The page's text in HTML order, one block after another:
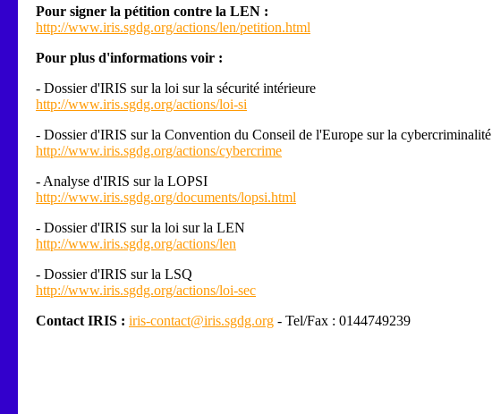
Pour signer la pétition contre la LEN :
http://www.iris.sgdg.org/actions/len/petition.html
Pour plus d'informations voir :
- Dossier d'IRIS sur la loi sur la sécurité intérieure
http://www.iris.sgdg.org/actions/loi-si
- Dossier d'IRIS sur la Convention du Conseil de l'Europe sur la cybercriminalité
http://www.iris.sgdg.org/actions/cybercrime
- Analyse d'IRIS sur la LOPSI
http://www.iris.sgdg.org/documents/lopsi.html
- Dossier d'IRIS sur la loi sur la LEN
http://www.iris.sgdg.org/actions/len
- Dossier d'IRIS sur la LSQ
http://www.iris.sgdg.org/actions/loi-sec
Contact IRIS : iris-contact@iris.sgdg.org - Tel/Fax : 0144749239